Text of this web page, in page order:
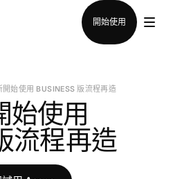
開始使用
開始使用 BUSINESS 版流程再造
始使用
流程再造